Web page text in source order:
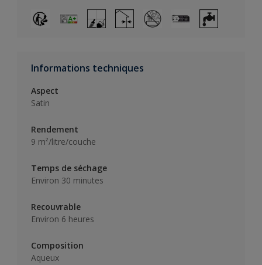
Informations techniques
Aspect
Satin
Rendement
9 m²/litre/couche
Temps de séchage
Environ 30 minutes
Recouvrable
Environ 6 heures
Composition
Aqueux